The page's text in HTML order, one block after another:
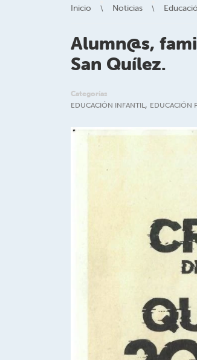
Inicio Noticias
Alumn@s,
San Quílez.
Categorías
EDUCACIÓN INFANTIL, EDUCACIÓN